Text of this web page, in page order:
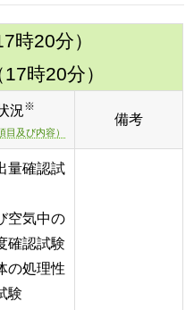
時20分）
時20分）
況※
目及び内容）
備考
量確認試
空気中の
確認試験
の処理性
験